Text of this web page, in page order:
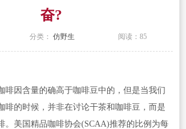
奋?
分类：仿野生 阅读：85
因含量的确高于咖啡豆中的，但是当我们
啡的时候，并非在讨论干茶和咖啡豆，而是
。美国精品咖啡协会(SCAA)推荐的比例为每